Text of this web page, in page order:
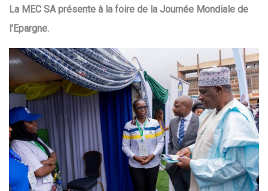
La MEC SA présente à la foire de la Journée Mondiale de
l’Epargne.